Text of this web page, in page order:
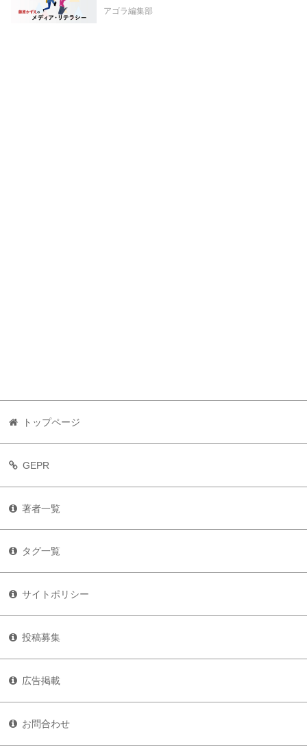
アゴラ編集部
トップページ
GEPR
著者一覧
タグ一覧
サイトポリシー
投稿募集
広告掲載
お問合わせ